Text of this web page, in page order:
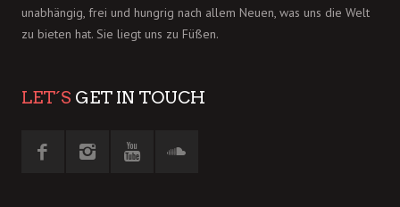
unabhängig, frei und hungrig nach allem Neuen, was uns die Welt
zu bieten hat. Sie liegt uns zu Füßen.
LET´S GET IN TOUCH